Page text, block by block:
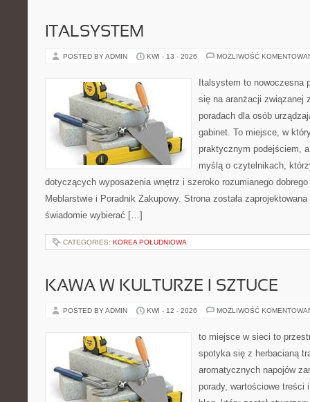
ITALSYSTEM
POSTED BY ADMIN KWI - 13 - 2026 MOŻLIWOŚĆ
Italsystem to nowoczesna
się na aranżacji związanej
poradach dla osób
gabinet. To miejsce, w
praktycznym podejściem,
myślą o czytelnikach,
dotyczących wyposażenia wnętrz i szeroko rozumianego
Meblarstwie i Poradnik Zakupowy. Strona została
świadomie wybierać […]
CATEGORIES: KOREA POŁUDNIOWA
KAWA W KULTURZE I SZTUCE
POSTED BY ADMIN KWI - 12 - 2026 MOŻLIWOŚĆ
to miejsce w sieci to
spotyka się z herbacianą
aromatycznych napojów
porady, wartościowe treści